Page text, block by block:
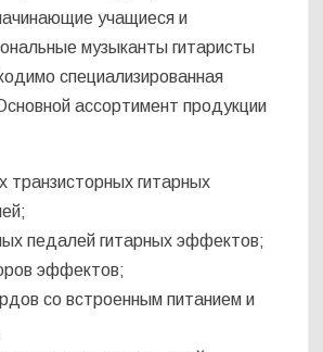
учащиеся и
музыканты гитаристы
специализированная
ассортимент продукции
транзисторных гитарных
педалей гитарных эффектов;
эффектов;
со встроенным питанием и